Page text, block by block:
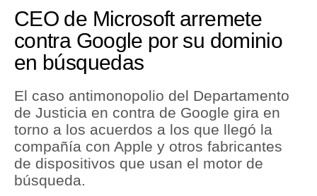
Economía
Mercados
Política
Finanzas Personales
CEO de Microsoft arremete
contra Google por su dominio
en búsquedas
El caso antimonopolio del Departamento
de Justicia en contra de Google gira en
torno a los acuerdos a los que llegó la
compañía con Apple y otros fabricantes
de dispositivos que usan el motor de
búsqueda.